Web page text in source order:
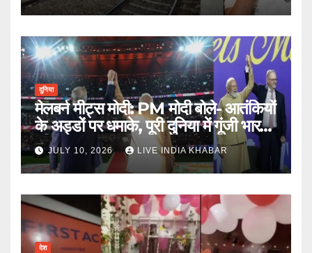
दुनिया
मेलबर्न मीट्स मोदी: PM मोदी बोले- आतंकियों
के अड्डों पर धमाके, पूरी दुनिया में गूंजी भारत
की ताकत
JULY 10, 2026 LIVE INDIA KHABAR
देश